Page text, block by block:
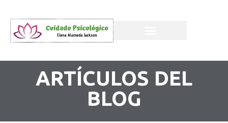
ARTÍCULOS DEL
BLOG